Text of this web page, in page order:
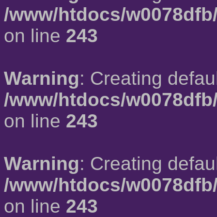
/www/htdocs/
on line 243
Warning: Creating
/www/htdocs/
on line 243
Warning: Creating
/www/htdocs/
on line 243